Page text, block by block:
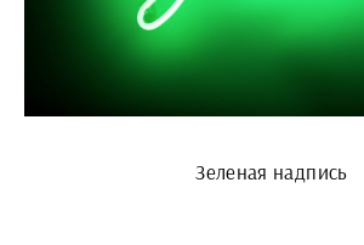
Зеленая надпись